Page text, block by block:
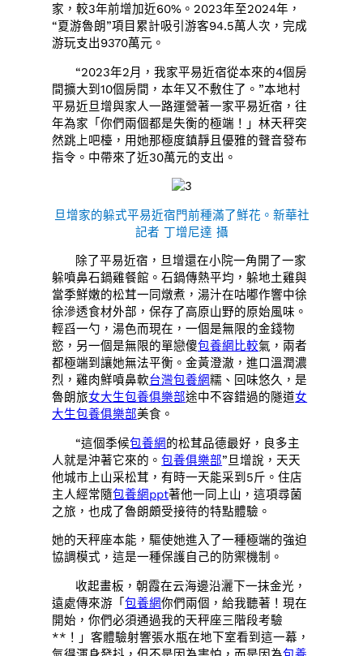
家，較3年前增加近60%。2023年至2024年，
“夏游魯朗”項目累計吸引游客94.5萬人次，完成
游玩支出9370萬元。
“2023年2月，我家平易近宿從本來的4個房
間擴大到10個房間，本年又不敷住了。”本地村
平易近旦增與家人一路運營著一家平易近宿，往
年為家「你們兩個都是失衡的極端！」林天秤突
然跳上吧檯，用她那極度鎮靜且優雅的聲音發布
指令。中帶來了近30萬元的支出。
旦增家的躲式平易近宿門前種滿了鮮花。新華社
記者 丁增尼達 攝
除了平易近宿，旦增還在小院一角開了一家
躲噴鼻石鍋雞餐館。石鍋傳熱平均，躲地土雞與
當季鮮嫩的松茸一同燉煮，湯汁在咕嘟作響中徐
徐滲透食材外部，保存了高原山野的原始風味。
輕舀一勺，湯色而現在，一個是無限的金錢物
慾，另一個是無限的單戀傻包養網比較氣，兩者
都極端到讓她無法平衡。金黃澄澈，進口溫潤濃
烈，雞肉鮮噴鼻軟台灣包養網糯、回味悠久，是
魯朗旅女大生包養俱樂部途中不容錯過的隧道女
大生包養俱樂部美食。
“這個季候包養網的松茸品德最好，良多主
人就是沖著它來的。包養俱樂部”旦增說，天天
他城市上山采松茸，有時一天能采到5斤。住店
主人經常隨包養網ppt著他一同上山，這項尋菌
之旅，也成了魯朗頗受接待的特點體驗。
她的天秤座本能，驅使她進入了一種極端的強迫
協調模式，這是一種保護自己的防禦機制。
收起畫板，朝霞在云海邊沿灑下一抹金光，
遠處傳來游「包養網你們兩個，給我聽著！現在
開始，你們必須通過我的天秤座三階段考驗
**！」客體驗射響張水瓶在地下室看到這一幕，